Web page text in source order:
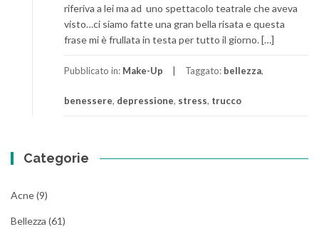
riferiva a lei ma ad uno spettacolo teatrale che aveva
visto…ci siamo fatte una gran bella risata e questa
frase mi è frullata in testa per tutto il giorno. […]
Pubblicato in: Make-Up Taggato: bellezza,
benessere, depressione, stress, trucco
Categorie
Acne(9)
Bellezza (61)